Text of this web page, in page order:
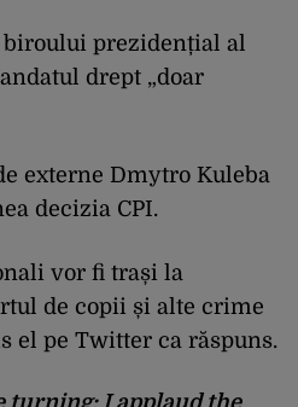
prezidențial al
drept „doar
externe Dmytro Kuleba
decizia CPI.
vor fi trași la
de copii și alte crime
el pe Twitter ca răspuns.
turning: I applaud the